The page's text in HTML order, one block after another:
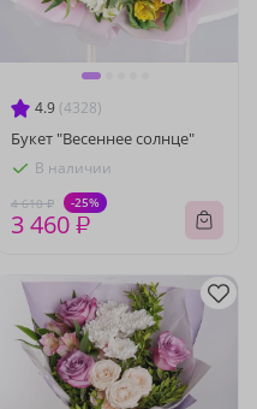
4.9 (4328)
Букет "Весеннее солнце"
В наличии
4 610 ₽ -25%
3 460 ₽